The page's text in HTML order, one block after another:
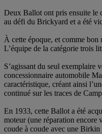
Deux Ballot ont pris ensuite le
au défi du Brickyard et a été
À cette époque, et comme bon
L’équipe de la catégorie trois
S’agissant du seul exemplaire
concessionnaire automobile
caractéristique, créant ainsi
continué sur les traces de
En 1933, cette Ballot a été
moteur (une réparation encore
coude à coude avec une Birkin